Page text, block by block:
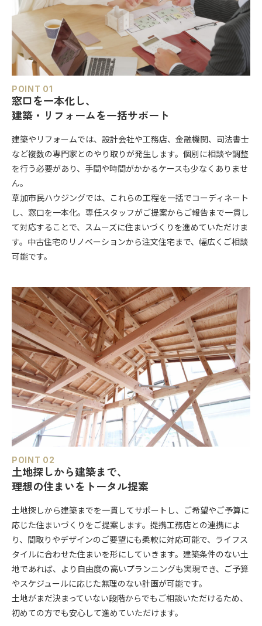
POINT 01
窓口を一本化し、
建築・リフォームを一括サポート
建築やリフォームでは、設計会社や工務店、金融機関、司法書士
など複数の専門家とのやり取りが発生します。個別に相談や調整
を行う必要があり、手間や時間がかかるケースも少なくありませ
ん。
草加市民ハウジングでは、これらの工程を一括でコーディネート
し、窓口を一本化。専任スタッフがご提案からご報告まで一貫し
て対応することで、スムーズに住まいづくりを進めていただけま
す。中古住宅のリノベーションから注文住宅まで、幅広くご相談
可能です。
POINT 02
土地探しから建築まで、
理想の住まいをトータル提案
土地探しから建築までを一貫してサポートし、ご希望やご予算に
応じた住まいづくりをご提案します。提携工務店との連携によ
り、間取りやデザインのご要望にも柔軟に対応可能で、ライフス
タイルに合わせた住まいを形にしていきます。建築条件のない土
地であれば、より自由度の高いプランニングも実現でき、ご予算
やスケジュールに応じた無理のない計画が可能です。
土地がまだ決まっていない段階からでもご相談いただけるため、
初めての方でも安心して進めていただけます。